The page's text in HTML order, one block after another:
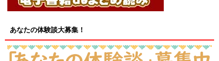
あなたの体験談大募集！